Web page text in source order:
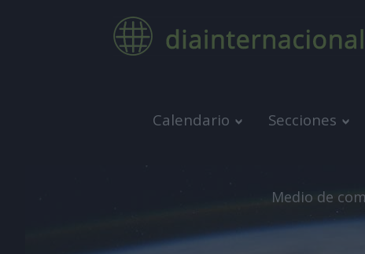
Calendario Secciones
Medio de